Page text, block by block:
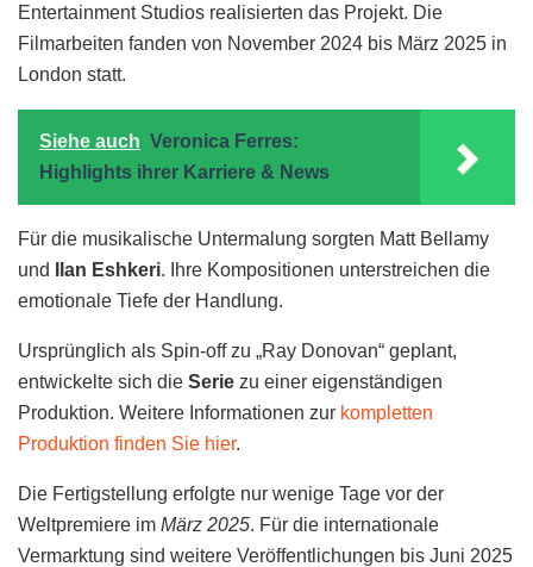
Entertainment Studios realisierten das Projekt. Die
Filmarbeiten fanden von November 2024 bis März 2025 in
London statt.
Siehe auch Veronica Ferres:
Highlights ihrer Karriere & News
Für die musikalische Untermalung sorgten Matt Bellamy
und
Ilan Eshkeri. Ihre Kompositionen unterstreichen die
emotionale Tiefe der Handlung.
Ursprünglich als Spin-off zu „Ray Donovan“ geplant,
entwickelte sich die Serie zu einer eigenständigen
Produktion. Weitere Informationen zur kompletten
Produktion finden Sie hier.
Die Fertigstellung erfolgte nur wenige Tage vor der
Weltpremiere im März 2025. Für die internationale
Vermarktung sind weitere Veröffentlichungen bis Juni 2025